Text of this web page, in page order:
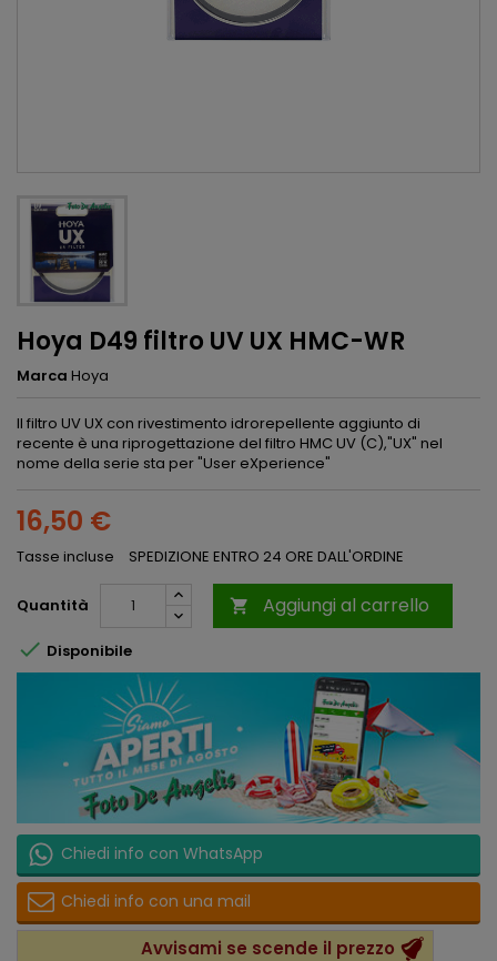
Hoya D49 filtro UV UX HMC-WR
Marca Hoya
Il filtro UV UX con rivestimento idrorepellente aggiunto di
recente è una riprogettazione del filtro HMC UV (C),"UX" nel
nome della serie sta per "User eXperience"
16,50 €
Tasse incluse SPEDIZIONE ENTRO 24 ORE DALL'ORDINE
Quantità  Aggiungi al carrello
 Disponibile
Chiedi info con WhatsApp
Chiedi info con una mail
Avvisami se scende il prezzo